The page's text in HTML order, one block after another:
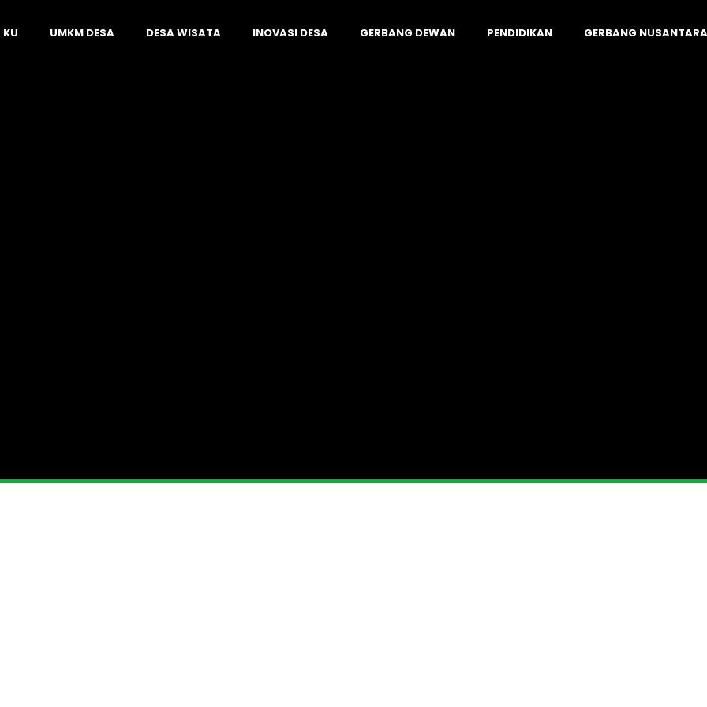
KU UMKM DESA DESA WISATA INOVASI DESA GERBANG DEWAN PENDIDIKAN GERBANG NUSANTARA